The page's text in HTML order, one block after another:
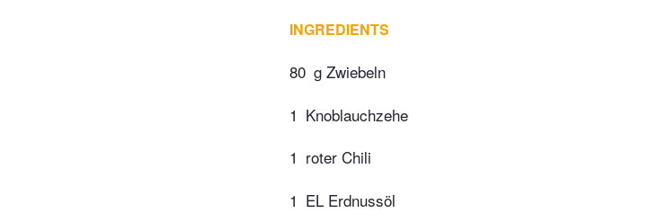
INGREDIENTS
80 g Zwiebeln
1 Knoblauchzehe
1 roter Chili
1 EL Erdnussöl